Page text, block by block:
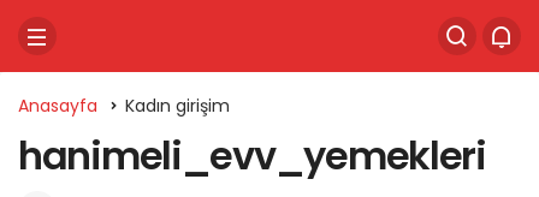
Anasayfa Kadın girişim
hanimeli_evv_yemekleri